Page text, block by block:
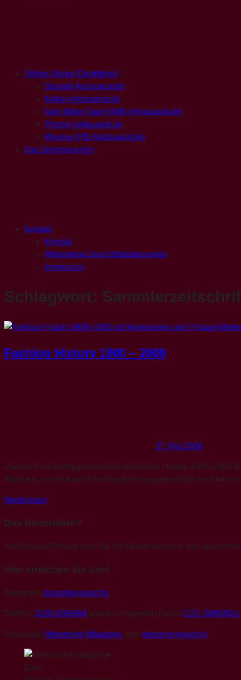
Online-Shops (Direktlinks)
Spiegel-Antiquariat.de
Kicker-Antiquariat.de
Auto Motor Sport (AMS-Antiquariat.de)
Presse-Antiquariat.de
Playboy (PB-Antiquariat.de)
Das Zeitungsarchiv
Kontakt
Kontakt
Allgemeine Geschäftbedingungen
Impressum
Schlagwort:
Fashion History 1900 – 2000
27. Mai 2026
Vintage Fashion Magazine Archive Fashion History 1900–2000
Kleidung, sondern auch die Geschichte gesellschaftlicher
Weiterlesen
Das Besondere?
Ihre Original Zeitung vom Tag der Geburt gibt es in den speziellen
Hier erreichen Sie uns!
Instagram: daszeitungsarchiv
Telefon: 0228 9296984 oder in dringenden Fällen 0151 58453024
Facebook: Historische Magazine oder daszeitungsarchiv